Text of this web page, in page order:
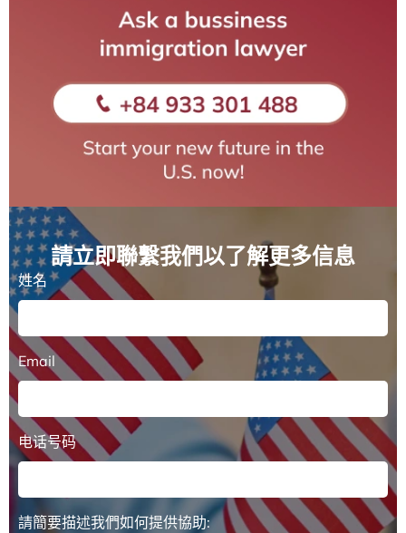
請立即聯繫我們以了解更多信息
姓名
Email
电话号码
請簡要描述我們如何提供協助: